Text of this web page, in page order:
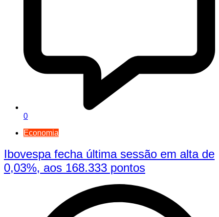
0
Economia
Ibovespa fecha última sessão em alta de
0,03%, aos 168.333 pontos